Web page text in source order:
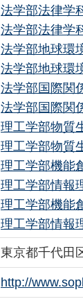
法学部法律学
法学部法律学
法学部地球環
法学部地球環
法学部国際関
法学部国際関
理工学部物質
理工学部物質
理工学部機能
理工学部情報
理工学部機能
理工学部情報
東京都千代田
http://